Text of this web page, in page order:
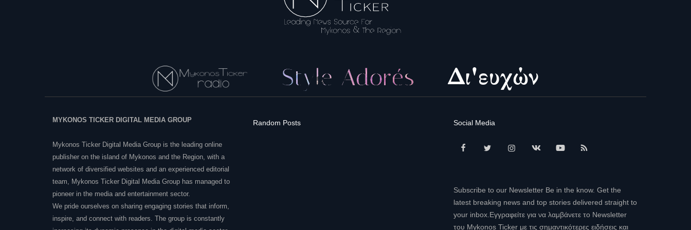
MYKONOS TICKER DIGITAL MEDIA GROUP
Mykonos Ticker Digital Media Group is the leading online
publisher on the island of Mykonos and the Region, with a
network of diversified websites and an experienced editorial
team, Mykonos Ticker Digital Media Group has managed to
pioneer in the media and entertainment sector.
We pride ourselves on sharing engaging stories that inform,
inspire, and connect with readers. The group is constantly
Random Posts Social Media
Subscribe to our Newsletter Be in the know. Get the
latest breaking news and top stories delivered straight to
your inbox.Εγγραφείτε για να λαμβάνετε το Newsletter
του Mykonos Ticker με τις σημαντικότερες ειδήσεις και